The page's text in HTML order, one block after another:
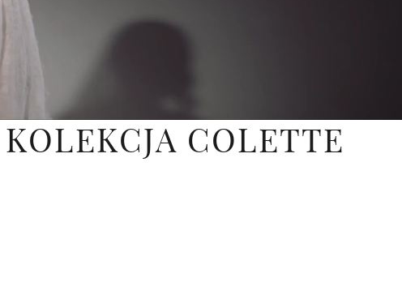
KOLEKCJA COLETTE